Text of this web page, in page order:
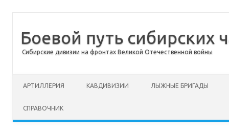
Боевой путь сибирских
Сибирские дивизии на фронтах Великой Отечественной войны
АРТИЛЛЕРИЯ КАВДИВИЗИИ ЛЫЖНЫЕ БРИГАДЫ
СПРАВОЧНИК